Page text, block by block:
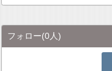
フォロー(0人)